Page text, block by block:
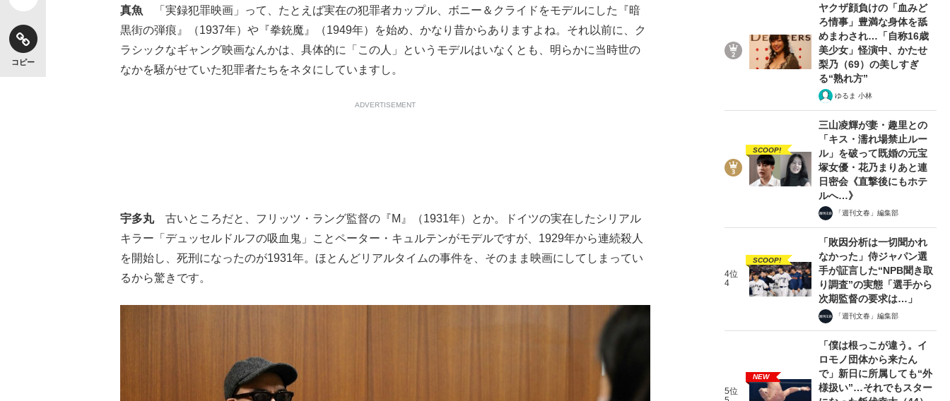
コピー
真魚 「実録犯罪映画」って、たとえば実在の犯罪者カップル、ボニー＆クライドをモデルにした『暗
黒街の弾痕』（1937年）や『拳銃魔』（1949年）を始め、かなり昔からありますよね。それ以前に、ク
ラシックなギャング映画なんかは、具体的に「この人」というモデルはいなくとも、明らかに当時世の
なかを騒がせていた犯罪者たちをネタにしていますし。
ADVERTISEMENT
宇多丸古いところだと、フリッツ・ラング監督の『M』（1931年）とか。ドイツの実在したシリアル
キラー「デュッセルドルフの吸血鬼」ことペーター・キュルテンがモデルですが、1929年から連続殺人
を開始し、死刑になったのが1931年。ほとんどリアルタイムの事件を、そのまま映画にしてしまってい
るから驚きです。
ヤクザ顔負けの「血みど
ろ情事」豊満な身体を舐
めまわされ…「自称16歳
美少女」怪演中、かたせ
梨乃（69）の美しすぎ
る“熟れ方”
ゆるま 小林
SCOOP!
三山凌輝が妻・趣里との
「キス・濡れ場禁止ルー
ル」を破って既婚の元宝
塚女優・花乃まりあと連
日密会《直撃後にもホテ
ルへ…》
「週刊文春」編集部
4位
4
SCOOP!
「敗因分析は一切聞かれ
なかった」侍ジャパン選
手が証言した“NPB聞き取
り調査”の実態「選手から
次期監督の要求は…」
「週刊文春」編集部
5位
NEW
「僕は根っこが違う。イ
ロモノ団体から来たん
で」新日に所属しても“外
様扱い”…それでもスター